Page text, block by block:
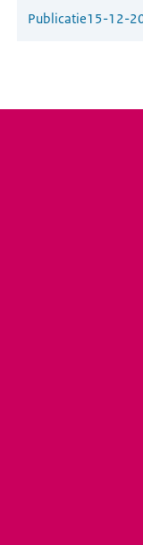
Publicatie15-12-